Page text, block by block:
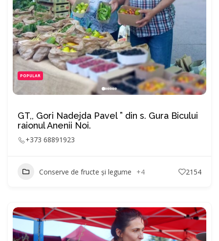
POPULAR
GT,, Gori Nadejda Pavel ” din s. Gura Bicului
raionul Anenii Noi.
+373 68891923
Conserve de fructe și legume +4 2154